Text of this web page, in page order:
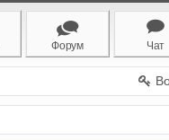
Форум Чат